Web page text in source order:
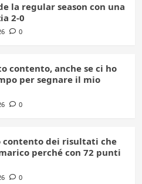
la regular season con una
2-0
0
contento, anche se ci ho
per segnare il mio
0
contento dei risultati che
perché con 72 punti
0